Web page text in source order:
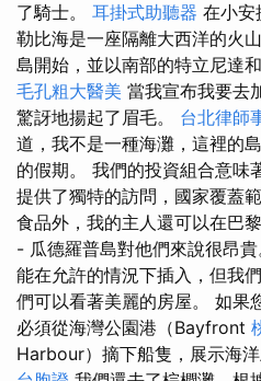
了騎士。 耳掛式助聽器 在小安
勒比海是一座隔離大西洋的火
島開始，並以南部的特立尼達
毛孔粗大醫美 當我宣布我要去
驚訝地揚起了眉毛。 台北律師
道，我不是一種海灘，這裡的
的假期。 我們的投資組合意味
提供了獨特的訪問，國家覆蓋
食品外，我的主人還可以在巴
- 瓜德羅普島對他們來說很昂
能在允許的情況下插入，但我
們可以看著美麗的房屋。 如果
必須從海灣公園港（Bayfront
Harbour）摘下船隻，展示海